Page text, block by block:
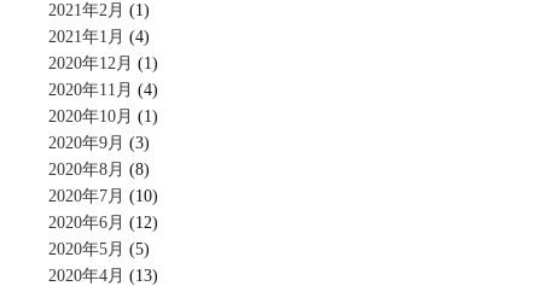
2021年2月 (1)
2021年1月 (4)
2020年12月 (1)
2020年11月 (4)
2020年10月 (1)
2020年9月 (3)
2020年8月 (8)
2020年7月 (10)
2020年6月 (12)
2020年5月 (5)
2020年4月 (13)